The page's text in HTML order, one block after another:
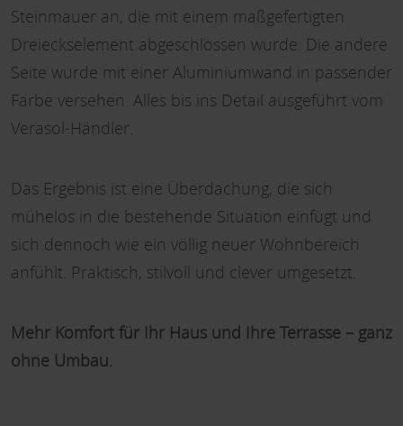
Steinmauer an, die mit einem maßgefertigten
Dreiecks­element abgeschlossen wurde. Die andere
Seite wurde mit einer Aluminiumwand in passender
Farbe versehen. Alles bis ins Detail ausgeführt vom
Verasol-Händler.
Das Ergebnis ist eine Überdachung, die sich
mühelos in die bestehende Situation einfügt und
sich dennoch wie ein völlig neuer Wohnbereich
anfühlt. Praktisch, stilvoll und clever umgesetzt.
Mehr Komfort für Ihr Haus und Ihre Terrasse – ganz
ohne Umbau.